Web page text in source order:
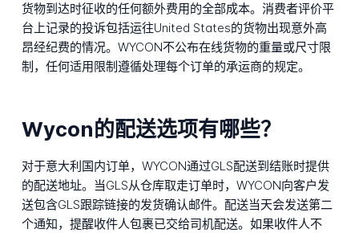
货物到达时征收的任何额外费用的全部成本。消费者评价平
台上记录的投诉包括运往United States的货物出现意外高
昂经纪费的情况。WYCON不公布在线货物的重量或尺寸限
制，任何适用限制遵循处理每个订单的承运商的规定。
Wycon的配送选项有哪些？
对于意大利国内订单，WYCON通过GLS配送到结账时提供
的配送地址。当GLS从仓库取走订单时，WYCON向客户发
送包含GLS跟踪链接的发货确认邮件。配送当天会发送第二
个通知，提醒收件人包裹已交给司机配送。如果收件人不